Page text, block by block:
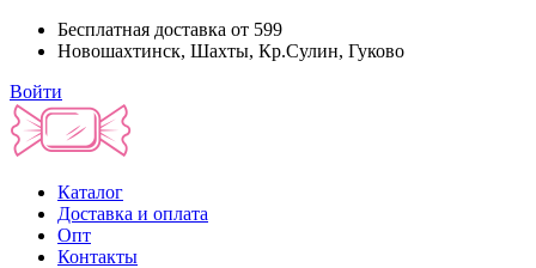
Бесплатная доставка от 599
Новошахтинск, Шахты, Кр.Сулин, Гуково
Войти
Каталог
Доставка и оплата
Опт
Контакты